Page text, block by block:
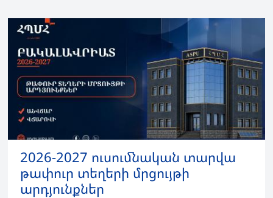
2026-2027 ուսումնական տարվա
թափուր տեղերի մրցույթի
արդյունքներ